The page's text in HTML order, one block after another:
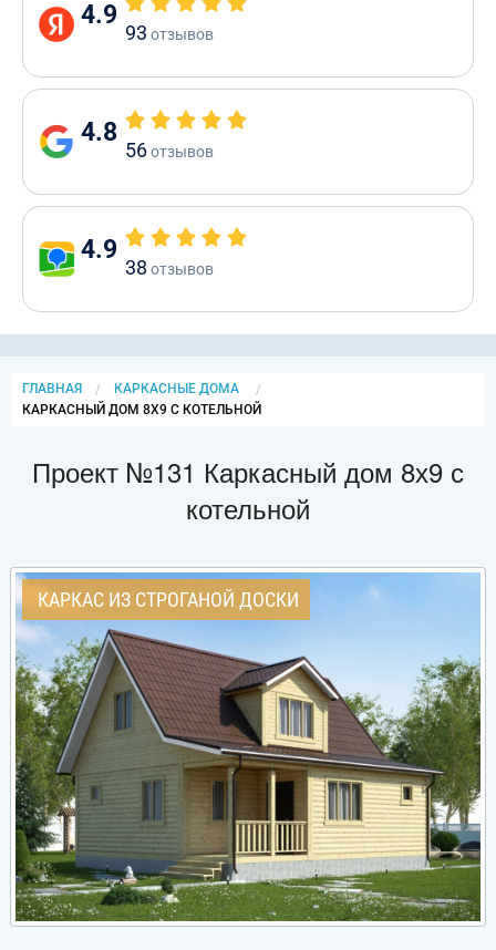
4.9
93 отзывов
4.8
56отзывов
4.9
38 отзывов
ГЛАВНАЯ
КАРКАСНЫЕ ДОМА
CURRENT:
КАРКАСНЫЙ ДОМ 8Х9 С КОТЕЛЬНОЙ
Проект №131 Каркасный дом 8х9 с
котельной
КАРКАС ИЗ СТРОГАНОЙ ДОСКИ